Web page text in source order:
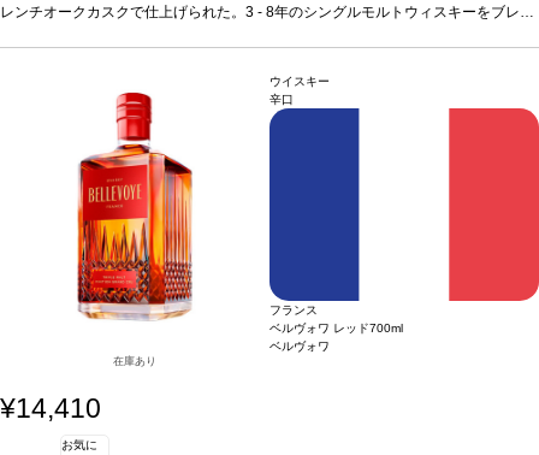
モン、ジンジャーのスパイスやアカシア蜂蜜のほのかな含みを伴う。長い余韻の後
レンチオークカスクで仕上げられた。3 - 8年のシングルモルトウィスキーをブレン
モン、ジンジャーのスパイスやアカシア蜂蜜のほのかな含みを伴う。長い余韻の後
味はアーモンドやナッツの含みを持つ。6ヵ月間ソーテルヌ“プルミエクリュ”カスク
在庫あり
ウイスキー
辛口
フランス
ベルヴォワ レッド700ml
ベルヴォワ
¥14,410
お気に